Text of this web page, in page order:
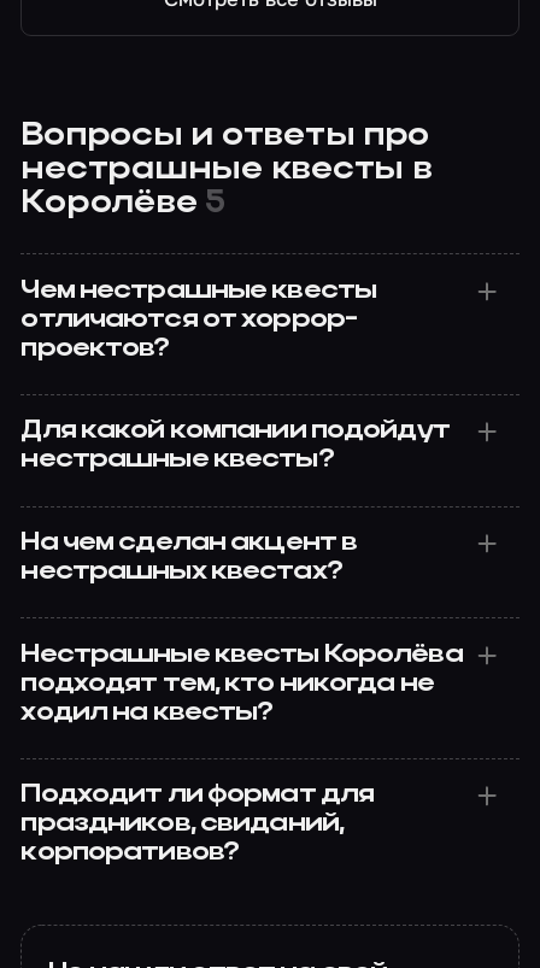
Вопросы и ответы про
нестрашные квесты в
Королёве 5
Чем нестрашные квесты
отличаются от хоррор-
проектов?
Для какой компании подойдут
нестрашные квесты?
На чем сделан акцент в
нестрашных квестах?
Нестрашные квесты Королёва
подходят тем, кто никогда не
ходил на квесты?
Подходит ли формат для
праздников, свиданий,
корпоративов?